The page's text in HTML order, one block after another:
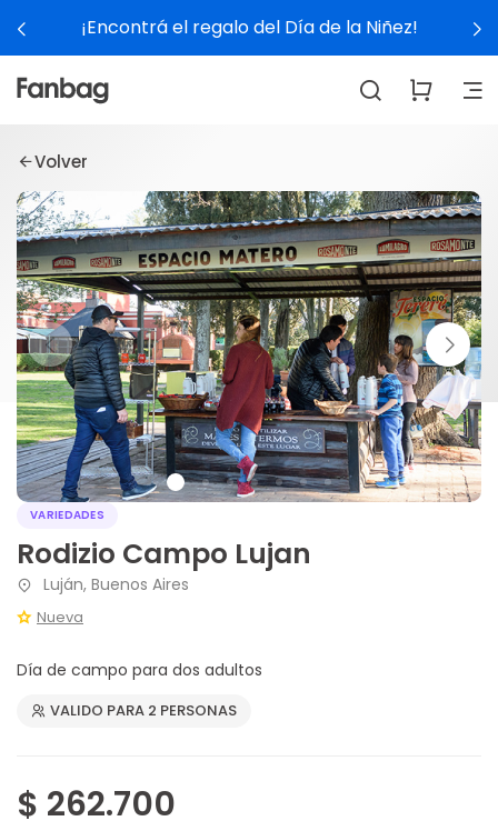
¡Encontrá el regalo del Día de la Niñez!
Volver
VARIEDADES
Rodizio Campo Lujan
Luján, Buenos Aires
Nueva
Día de campo para dos adultos
VALIDO PARA 2 PERSONAS
$ 262.700